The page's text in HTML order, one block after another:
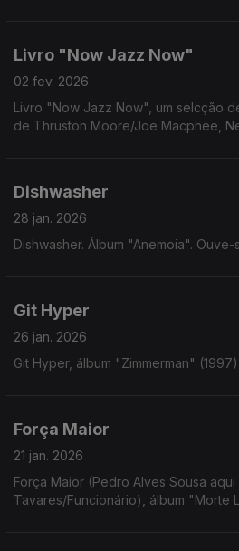
Livro "Now Jazz Now"
02 fev. 2026
Livro "Now Jazz Now", um selcção
de Thruston Moore/Joe Macphee,
Dishwasher
28 jan. 2026
Dishwasher. Álbum "Anemoia".
Git Hyper
26 jan. 2026
Git Hyper, álbum "Zimmerman"
Força Maior
21 jan. 2026
Força Maior (Pedro Alves Sousa
Tavares/Funcionário), álbum "Morte